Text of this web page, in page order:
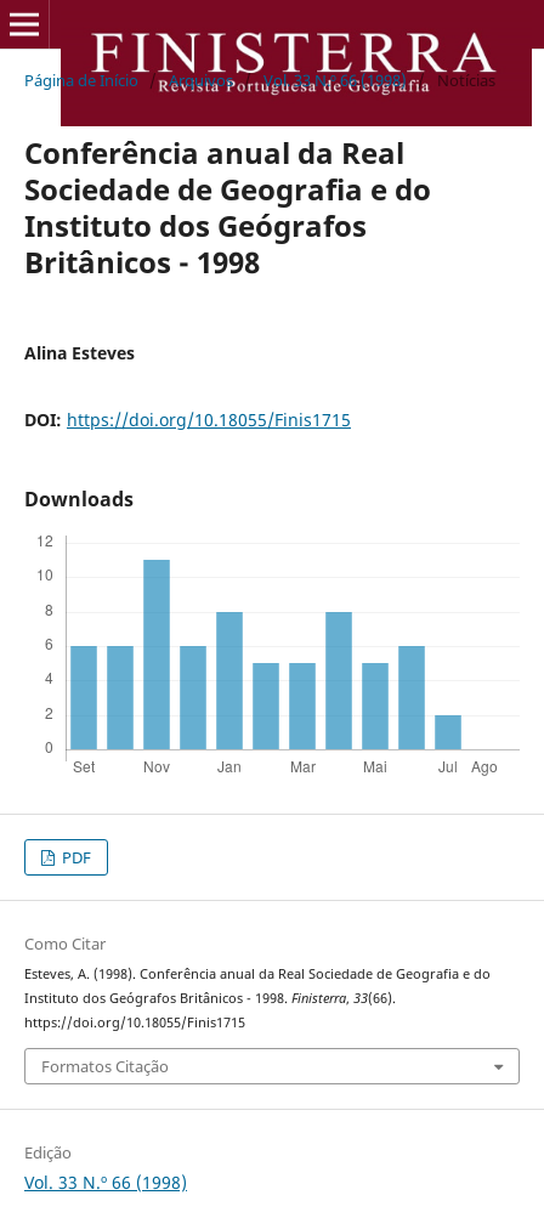
Página de Início / Arquivos / Vol. 33 N.º 66 (1998) / Notícias
Conferência anual da Real
Sociedade de Geografia e do
Instituto dos Geógrafos
Britânicos - 1998
Alina Esteves
DOI: https://doi.org/10.18055/Finis1715
Downloads
PDF
Como Citar
Esteves, A. (1998). Conferência anual da Real Sociedade de Geografia e do
Instituto dos Geógrafos Britânicos - 1998. Finisterra, 33(66).
https://doi.org/10.18055/Finis1715
Formatos Citação
Edição
Vol. 33 N.º 66 (1998)